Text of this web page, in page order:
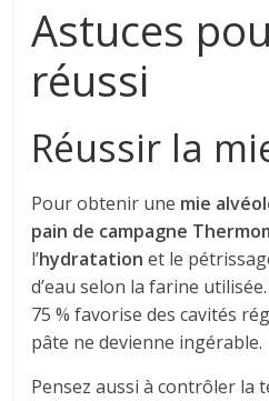
Astuces
réussi
Réussir la
Pour obtenir une mie
pain de campagne
l’hydratation et le
d’eau selon la farine
75 % favorise des cavités
pâte ne devienne ingérable.
Pensez aussi à contrôler la